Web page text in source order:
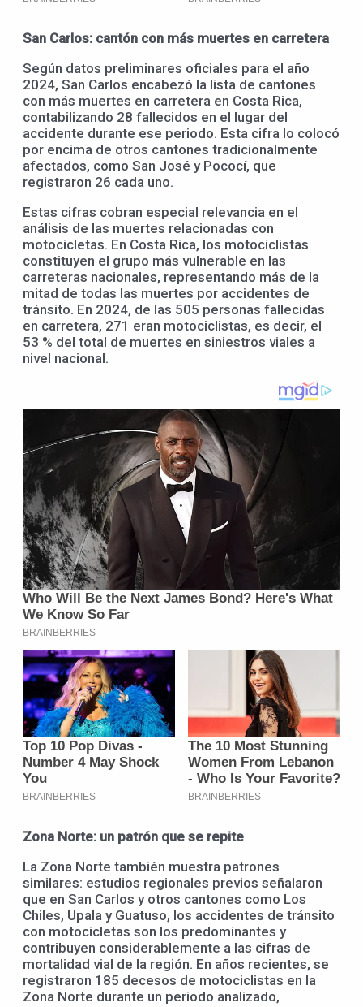
San Carlos: cantón con más muertes en carretera
Según datos preliminares oficiales para el año
2024, San Carlos encabezó la lista de cantones
con más muertes en carretera en Costa Rica,
contabilizando 28 fallecidos en el lugar del
accidente durante ese periodo. Esta cifra lo colocó
por encima de otros cantones tradicionalmente
afectados, como San José y Pococí, que
registraron 26 cada uno.
Estas cifras cobran especial relevancia en el
análisis de las muertes relacionadas con
motocicletas. En Costa Rica, los motociclistas
constituyen el grupo más vulnerable en las
carreteras nacionales, representando más de la
mitad de todas las muertes por accidentes de
tránsito. En 2024, de las 505 personas fallecidas
en carretera, 271 eran motociclistas, es decir, el
53 % del total de muertes en siniestros viales a
nivel nacional.
Zona Norte: un patrón que se repite
La Zona Norte también muestra patrones
similares: estudios regionales previos señalaron
que en San Carlos y otros cantones como Los
Chiles, Upala y Guatuso, los accidentes de tránsito
con motocicletas son los predominantes y
contribuyen considerablemente a las cifras de
mortalidad vial de la región. En años recientes, se
registraron 185 decesos de motociclistas en la
Zona Norte durante un periodo analizado,